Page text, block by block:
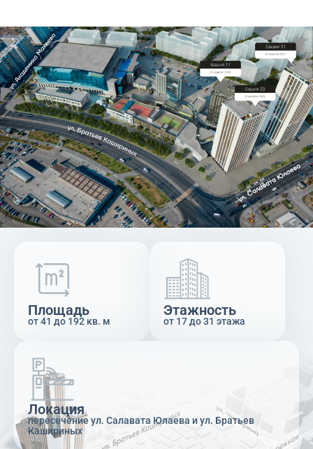
Площадь
от 41 до 192 кв. м
Этажность
от 17 до 31 этажа
Локация
пересечение ул. Салавата Юлаева и ул. Братьев
Кашириных